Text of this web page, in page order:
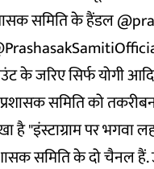
समिति के हैंडल
के जरिए सिर्फ योगी
प्रशासक समिति को
है "इंस्टाग्राम पर भगवा
समिति के दो चैनल